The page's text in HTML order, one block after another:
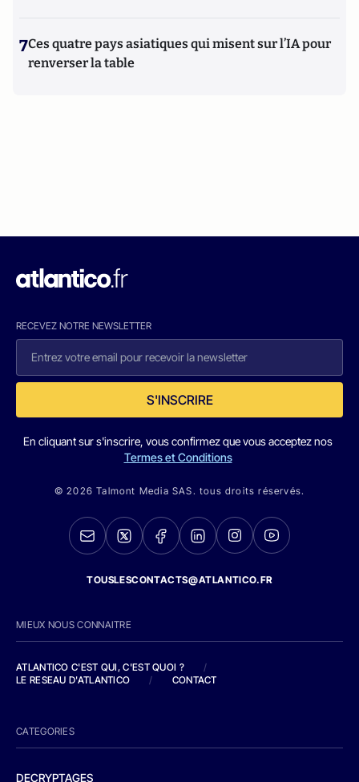
7Ces quatre pays asiatiques qui misent sur l’IA pour
renverser la table
RECEVEZ NOTRE NEWSLETTER
S'INSCRIRE
En cliquant sur s'inscrire, vous confirmez que vous acceptez nos
Termes et Conditions
© 2026 Talmont Media SAS. tous droits réservés.
TOUSLESCONTACTS@ATLANTICO.FR
MIEUX NOUS CONNAITRE
ATLANTICO C'EST QUI, C'EST QUOI ?
/
LE RESEAU D'ATLANTICO
/ CONTACT
CATEGORIES
DECRYPTAGES